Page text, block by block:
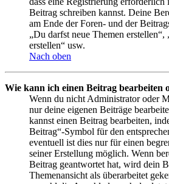
Beitrag schreiben kannst. Deine
am Ende der Foren- und der
„Du darfst neue Themen
erstellen“ usw.
Nach oben
Wie kann ich einen Beitrag bearbeiten
Wenn du nicht Administrator oder
nur deine eigenen Beiträge
kannst einen Beitrag bearbeiten,
Beitrag“-Symbol für den
eventuell ist dies nur für einen
seiner Erstellung möglich. Wenn
Beitrag geantwortet hat, wird dein
Themenansicht als überarbeitet